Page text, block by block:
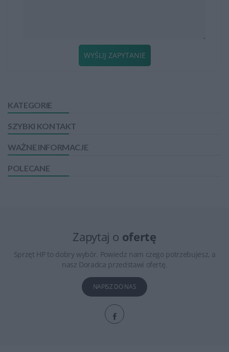
KATEGORIE
SZYBKI KONTAKT
WAŻNE INFORMACJE
POLECANE
WYŚLIJ ZAPYTANIE
Zapytaj o ofertę
Sprzęt HP to dobry wybór. Powiedz nam czego potrzebujesz, a
nasz Doradca przedstawi ofertę.
NAPISZ DO NAS